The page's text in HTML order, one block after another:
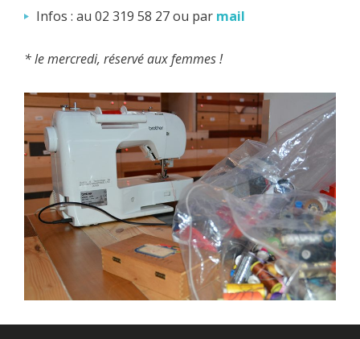
Infos : au 02 319 58 27 ou par mail
* le mercredi, réservé aux femmes !